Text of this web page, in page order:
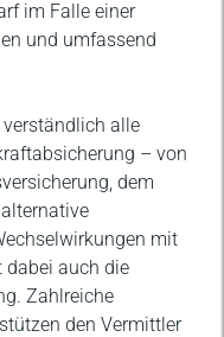
im Falle einer
und umfassend
alle
– von
dem
mit
dabei auch die
Zahlreiche
den Vermittler